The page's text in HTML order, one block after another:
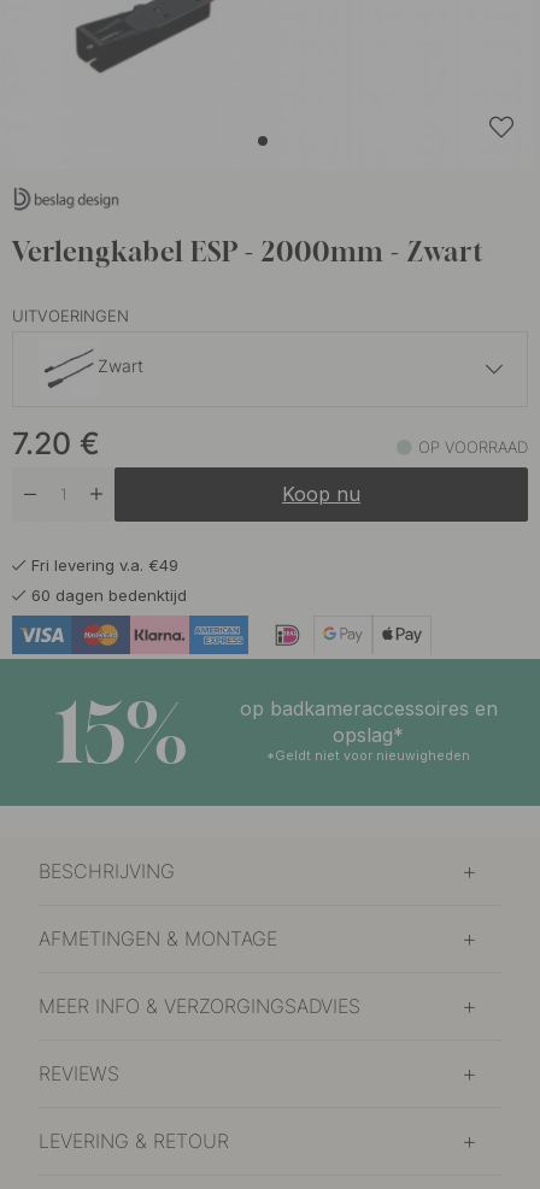
Verlengkabel ESP - 2000mm - Zwart
UITVOERINGEN
Zwart
Op voorraad
7.20 € OP VOORRAAD
Koop nu
Fri levering v.a. €49
60 dagen bedenktijd
15%
op badkameraccessoires en
opslag*
*Geldt niet voor nieuwigheden
BESCHRIJVING
AFMETINGEN & MONTAGE
MEER INFO & VERZORGINGSADVIES
REVIEWS
LEVERING & RETOUR